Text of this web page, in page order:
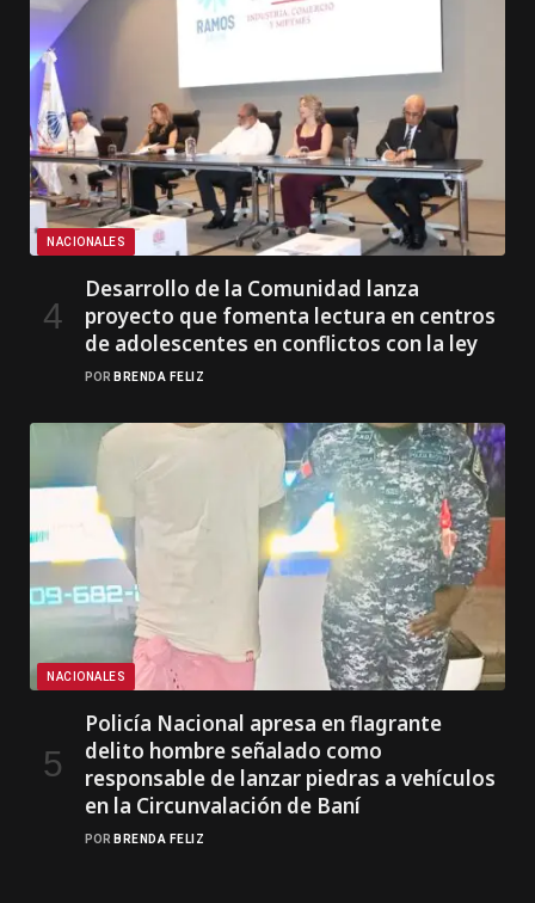
NACIONALES
Desarrollo de la Comunidad lanza
proyecto que fomenta lectura en centros
de adolescentes en conflictos con la ley
POR BRENDA FELIZ
NACIONALES
Policía Nacional apresa en flagrante
delito hombre señalado como
responsable de lanzar piedras a vehículos
en la Circunvalación de Baní
POR BRENDA FELIZ